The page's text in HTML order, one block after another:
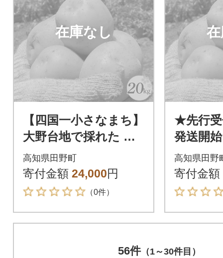
在庫なし
【四国一小さなまち】
大野台地で採れた 令
和6年産新じゃがいも
『とうや』 20kg
高知県田野町
寄付金額 24,000円
（0件）
★先行受
発送開
採れた
ゃがい
0kg訳あ
高知県田野
寄付金額
56件（1～30件目）